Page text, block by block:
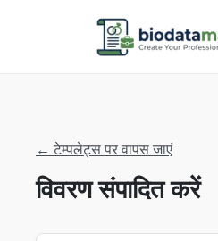
← टेम्पलेट्स पर वापस जाएं
विवरण संपादित करें